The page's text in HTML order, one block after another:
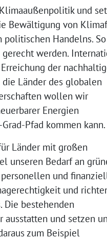
und
Bewältigung von
Handelns. So
werden.
der
Länder des globalen
wollen wir
Energien
Pfad kommen kann.
Länder mit großen
unseren Bedarf an
und
und
bestehenden
und setzen
zum Beispiel